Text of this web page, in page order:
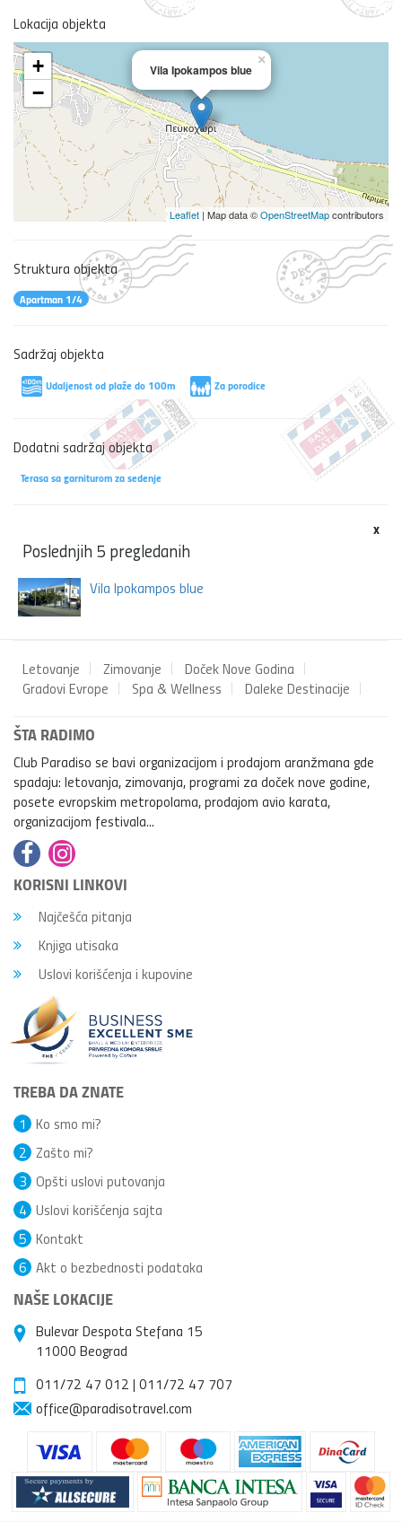
Lokacija objekta
Vila Ipokampos blue
×
+
−
Leaflet | Map data ©OpenStreetMapcontributors
Struktura objekta
Apartman 1/4
Sadržaj objekta
Udaljenost od plaže do 100m Za porodice
Dodatni sadržaj objekta
Terasa sa garniturom za sedenje
x
Poslednjih 5 pregledanih
Vila Ipokampos blue
Letovanje Zimovanje
Doček Nove Godina
Gradovi Evrope
Spa & Wellness Daleke Destinacije
ŠTA RADIMO
Club Paradiso se bavi organizacijom i prodajom aranžmana gde
spadaju: letovanja, zimovanja, programi za doček nove godine,
posete evropskim metropolama, prodajom avio karata,
organizacijom festivala...
KORISNI LINKOVI
Najčešća pitanja
Knjiga utisaka
Uslovi korišćenja i kupovine
TREBA DA ZNATE
Ko smo mi?
1
Zašto mi?
2
Opšti uslovi putovanja
3
Uslovi korišćenja sajta
4
Kontakt
5
Akt o bezbednosti podataka
6
NAŠE LOKACIJE
Bulevar Despota Stefana 15
11000 Beograd
011/72 47 012 | 011/72 47 707
office@paradisotravel.com